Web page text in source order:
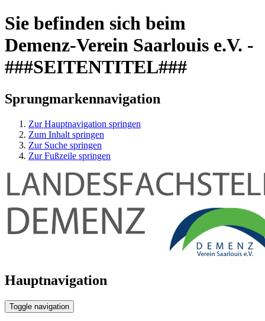
Sie befinden sich beim
Demenz-Verein Saarlouis e.V. -
###SEITENTITEL###
Sprungmarkennavigation
Zur Hauptnavigation springen
Zum Inhalt springen
Zur Suche springen
Zur Fußzeile springen
Hauptnavigation
Toggle navigation